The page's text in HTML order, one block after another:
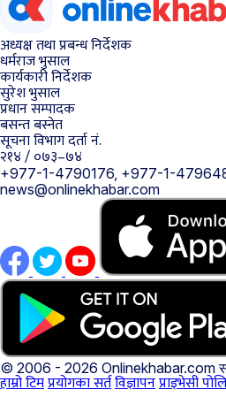
अध्यक्ष तथा प्रबन्ध निर्देशक
धर्मराज भुसाल
कार्यकारी निर्देशक
सुरेश भुसाल
प्रधान सम्पादक
बसन्त बस्नेत
सूचना विभाग दर्ता नं.
२१४ / ०७३–७४
+977-1-4790176, +977-1-
news@onlinekhabar.com
© 2006 - 2026 Onlinekhabar.com
हाम्रो टिमप्रयोगका सर्तविज्ञापनप्राइभेसी